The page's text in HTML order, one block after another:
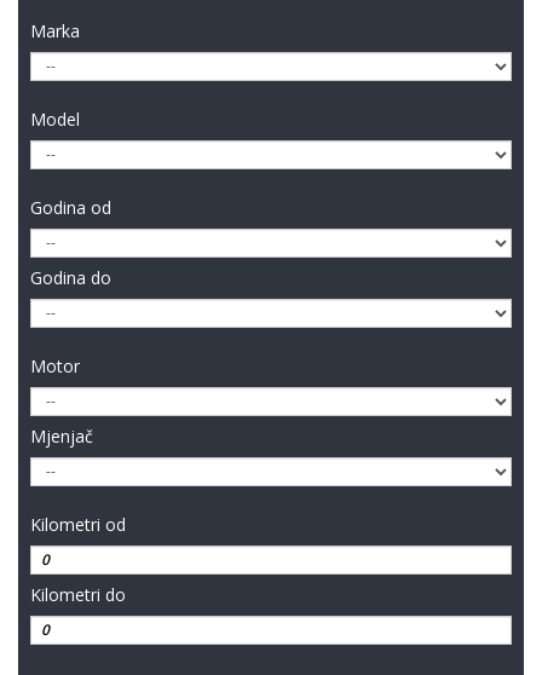
Marka
Model
Godina od
Godina do
Motor
Mjenjač
Kilometri od
Kilometri do